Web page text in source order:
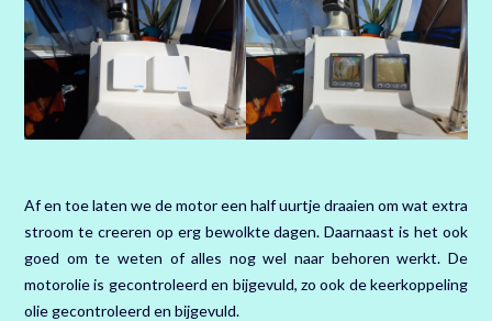
Af en toe laten we de motor een half uurtje draaien om wat extra
stroom te creeren op erg bewolkte dagen. Daarnaast is het ook
goed om te weten of alles nog wel naar behoren werkt. De
motorolie is gecontroleerd en bijgevuld, zo ook de keerkoppeling
olie gecontroleerd en bijgevuld.